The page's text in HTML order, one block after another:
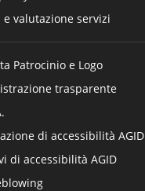
valutazione servizi
Patrocinio e Logo
trasparente
di accessibilità AGID
di accessibilità AGID